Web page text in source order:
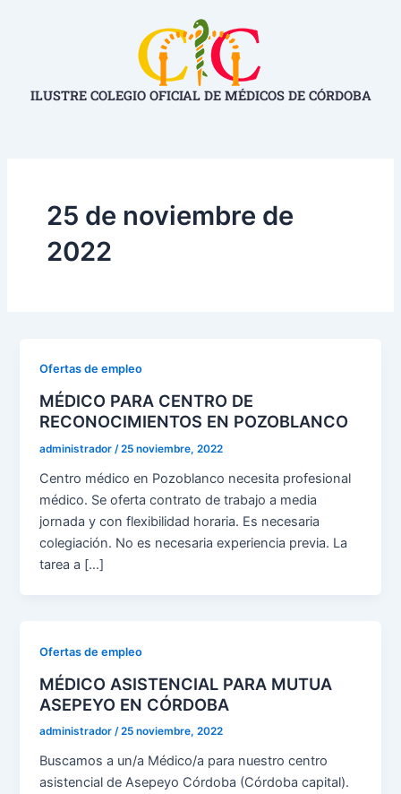
ILUSTRE COLEGIO OFICIAL DE MÉDICOS DE CÓRDOBA
25 de noviembre de
2022
Ofertas de empleo
MÉDICO PARA CENTRO DE
RECONOCIMIENTOS EN POZOBLANCO
administrador/25 noviembre, 2022
Centro médico en Pozoblanco necesita profesional
médico. Se oferta contrato de trabajo a media
jornada y con flexibilidad horaria. Es necesaria
colegiación. No es necesaria experiencia previa. La
tarea a […]
Ofertas de empleo
MÉDICO ASISTENCIAL PARA MUTUA
ASEPEYO EN CÓRDOBA
administrador/25 noviembre, 2022
Buscamos a un/a Médico/a para nuestro centro
asistencial de Asepeyo Córdoba (Córdoba capital).